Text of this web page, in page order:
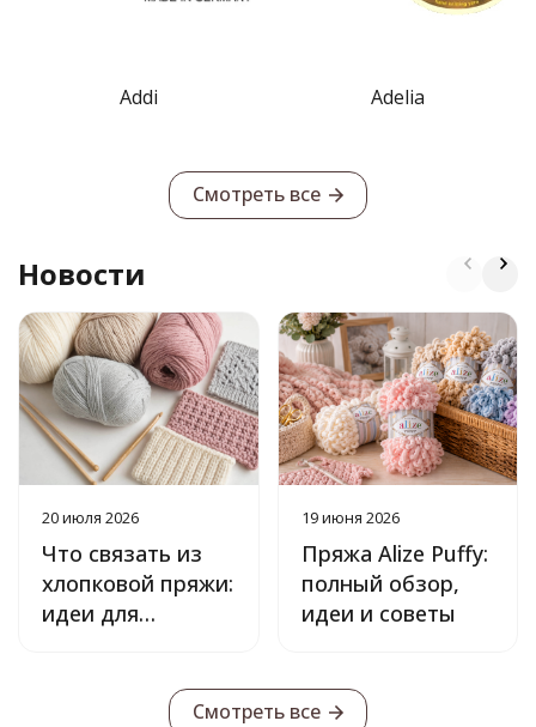
Addi Adelia
Смотреть все
Новости
20 июля 2026
Что связать из
хлопковой пряжи:
идеи для
19 июня 2026
Пряжа Alize Puffy:
полный обзор,
идеи и советы
Смотреть все